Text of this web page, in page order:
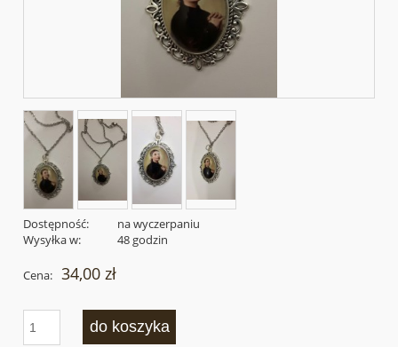
Dostępność:
na wyczerpaniu
Wysyłka w:
48 godzin
Cena: 34,00 zł
do koszyka